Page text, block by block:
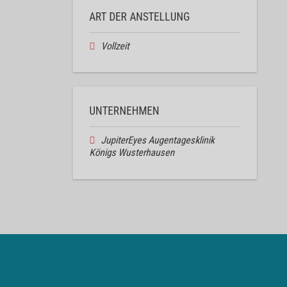
ART DER ANSTELLUNG
Vollzeit
UNTERNEHMEN
JupiterEyes Augentagesklinik
Königs Wusterhausen